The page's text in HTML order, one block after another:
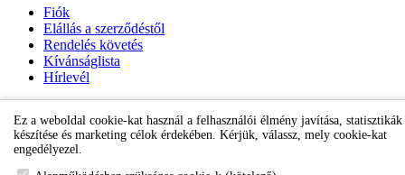
Fiók
Elállás a szerződéstől
Rendelés követés
Kívánságlista
Hírlevél
Gyermek Ékszer Shop
Ez a weboldal cookie-kat használ a felhasználói élmény javítása, statisztikák
készítése és marketing célok érdekében. Kérjük, válassz, mely cookie-kat
engedélyezel.